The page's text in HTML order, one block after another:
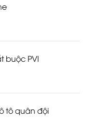
buộc PVI
tô quân đội